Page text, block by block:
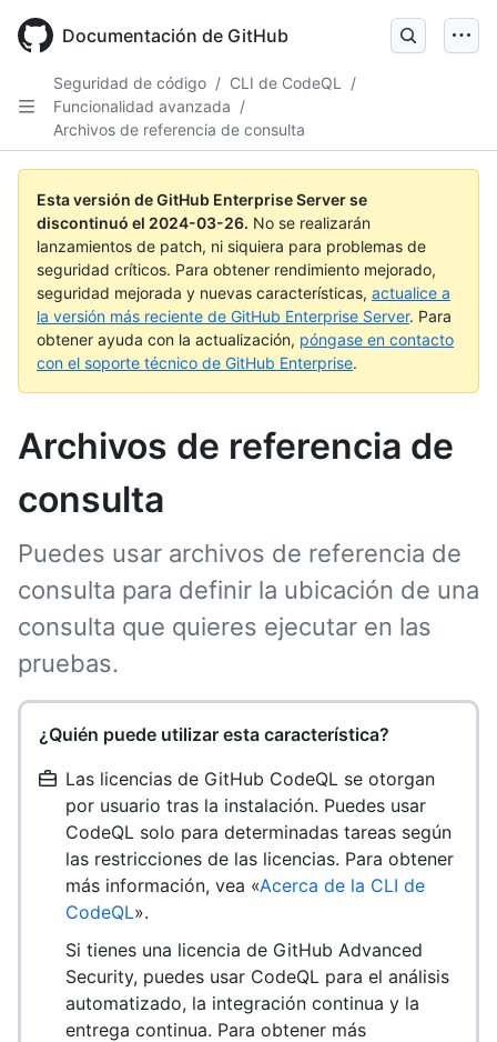
main
Documentación de GitHub
Seguridad de código / CLI de CodeQL
/
Funcionalidad avanzada /
Archivos de referencia de consulta
Esta versión de GitHub Enterprise Server se
discontinuó el 2024-03-26. No se realizarán
lanzamientos de patch, ni siquiera para problemas de
seguridad críticos. Para obtener rendimiento mejorado,
seguridad mejorada y nuevas características, actualice a
la versión más reciente de GitHub Enterprise Server. Para
obtener ayuda con la actualización, póngase en contacto
con el soporte técnico de GitHub Enterprise.
Archivos de referencia de
consulta
Puedes usar archivos de referencia de
consulta para definir la ubicación de una
consulta que quieres ejecutar en las
pruebas.
¿Quién puede utilizar esta característica?
Las licencias de GitHub CodeQL se otorgan
por usuario tras la instalación. Puedes usar
CodeQL solo para determinadas tareas según
las restricciones de las licencias. Para obtener
más información, vea «Acerca de la CLI de
CodeQL».
Si tienes una licencia de GitHub Advanced
Security, puedes usar CodeQL para el análisis
automatizado, la integración continua y la
entrega continua. Para obtener más